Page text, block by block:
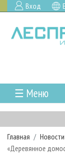
Вход
☰ Меню
ГЛАВНАЯ
РУБРИКИ И
РУБРИКИ
НОВОСТИ
Главная
«Деревянное